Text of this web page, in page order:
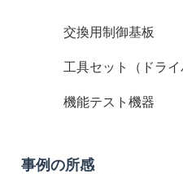
交換用制御基板
工具セット（ドライ
機能テスト機器
事例の所感